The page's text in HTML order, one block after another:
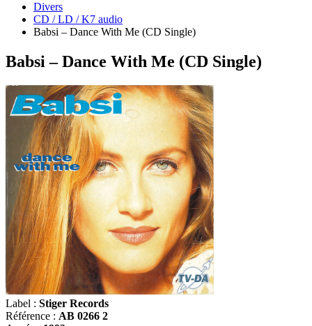
Divers
CD / LD / K7 audio
Babsi – Dance With Me (CD Single)
Babsi – Dance With Me (CD Single)
Label : Stiger Records
Référence : AB 0266 2